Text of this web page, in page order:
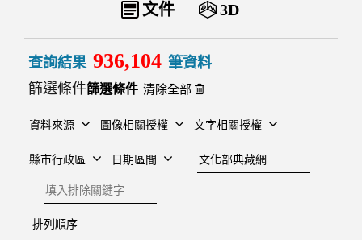
文件 3D
查詢結果 936,104 筆資料
篩選條件
清除全部
資料來源 圖像相關授權 文字相關授權
縣市行政區 日期區間
建檔單位
排除關鍵字
排列順序